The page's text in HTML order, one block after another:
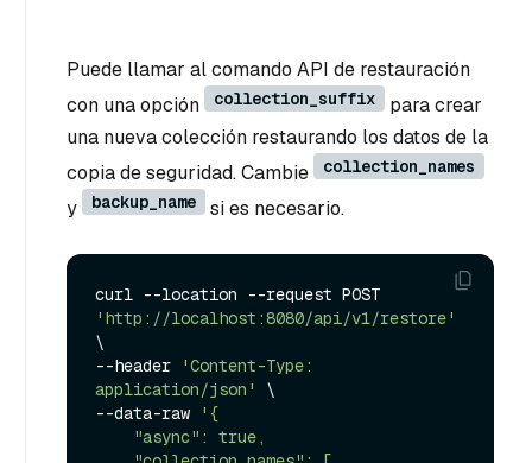
Puede llamar al comando API de restauración
con una opción
collection_suffix
para crear
una nueva colección restaurando los datos de la
copia de seguridad. Cambie
collection_names
y backup_name si es necesario.
'http://localhost:8080/api/v1/restore'
\
--header
'Content-Type:
application/json'
\
--data-raw
'{